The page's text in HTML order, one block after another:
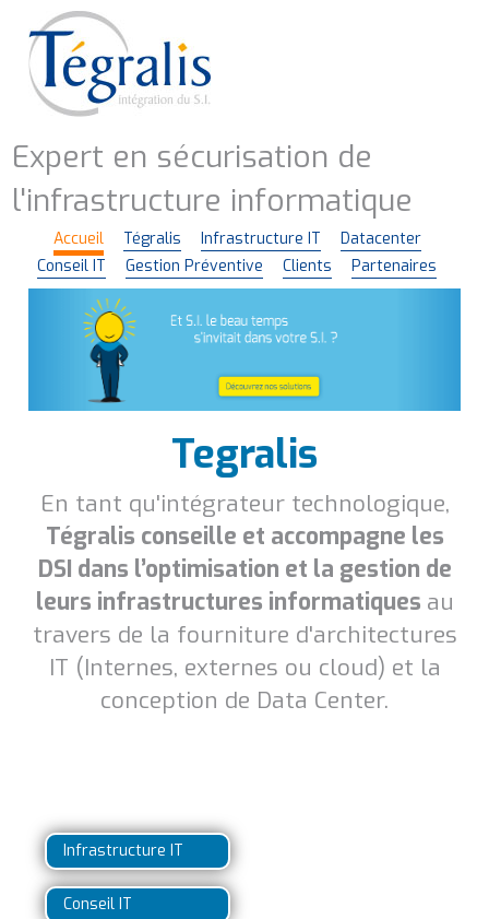
contenu
principal
Expert en sécurisation de
l'infrastructure informatique
Navigation
principale
Accueil Tégralis Infrastructure IT
Datacenter
Conseil IT
Gestion Préventive Clients Partenaires
Tegralis
En tant qu'intégrateur technologique,
Tégralis conseille et accompagne les
DSI dans l’optimisation et la gestion de
leurs infrastructures informatiques au
travers de la fourniture d'architectures
IT (Internes, externes ou cloud) et la
conception de Data Center.
Infrastructure IT
Conseil IT